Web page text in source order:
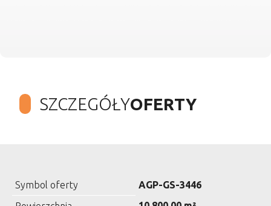
SZCZEGÓŁYOFERTY
Symbol oferty
AGP-GS-3446